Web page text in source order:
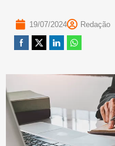
19/07/2024 Redação